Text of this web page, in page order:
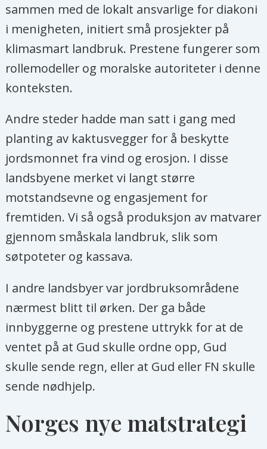
sammen med de lokalt ansvarlige for diakoni
i menigheten, initiert små prosjekter på
klimasmart landbruk. Prestene fungerer som
rollemodeller og moralske autoriteter i denne
konteksten.
Andre steder hadde man satt i gang med
planting av kaktusvegger for å beskytte
jordsmonnet fra vind og erosjon. I disse
landsbyene merket vi langt større
motstandsevne og engasjement for
fremtiden. Vi så også produksjon av matvarer
gjennom småskala landbruk, slik som
søtpoteter og kassava.
I andre landsbyer var jordbruksområdene
nærmest blitt til ørken. Der ga både
innbyggerne og prestene uttrykk for at de
ventet på at Gud skulle ordne opp, Gud
skulle sende regn, eller at Gud eller FN skulle
sende nødhjelp.
Norges nye matstrategi